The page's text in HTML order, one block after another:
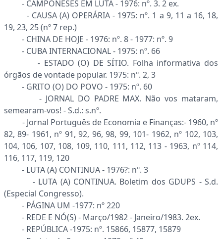
- CAMPONESES EM LUTA - 1976: nº. 3. 2 ex.
- CAUSA (A) OPERÁRIA - 1975: nº. 1 a 9, 11 a 16, 18,
19, 23, 25 (nº 7 rep.)
- CHINA DE HOJE - 1976: nº. 8 - 1977: nº. 9
- CUBA INTERNACIONAL - 1975: nº. 66
- ESTADO (O) DE SÍTIO. Folha informativa dos
órgãos de vontade popular. 1975: nº. 2, 3
- GRITO (O) DO POVO - 1975: nº. 60
- JORNAL DO PADRE MAX. Não vos mataram,
semearam-vos! - S.d.: s.nº.
- Jornal Português de Economia e Finanças:- 1960, nº
82, 89- 1961, nº 91, 92, 96, 98, 99, 101- 1962, nº 102, 103,
104, 106, 107, 108, 109, 110, 111, 112, 113 - 1963, nº 114,
116, 117, 119, 120
- LUTA (A) CONTINUA - 1976?: nº. 3
- LUTA (A) CONTINUA. Boletim dos GDUPS - S.d.
(Especial Congresso).
- PÁGINA UM -1977: nº 220
- REDE E NÓ(S) - Março/1982 - Janeiro/1983. 2ex.
- REPÚBLICA -1975: nº. 15866, 15877, 15879